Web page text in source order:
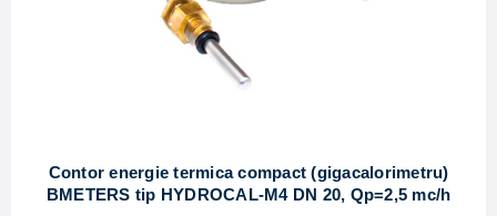
Contor energie termica compact (gigacalorimetru)
BMETERS tip HYDROCAL-M4 DN 20, Qp=2,5 mc/h